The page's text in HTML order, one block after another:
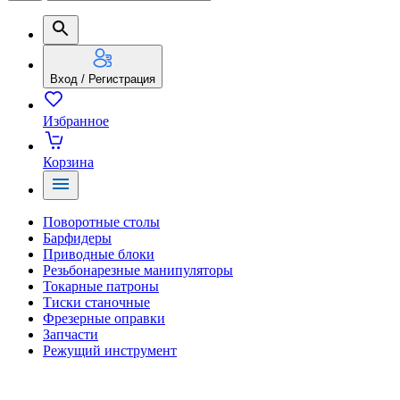
Вход / Регистрация
Избранное
Корзина
Поворотные столы
Барфидеры
Приводные блоки
Резьбонарезные манипуляторы
Токарные патроны
Тиски станочные
Фрезерные оправки
Запчасти
Режущий инструмент